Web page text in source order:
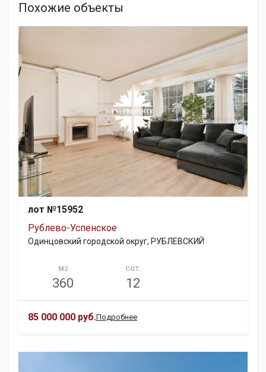
Похожие объекты
лот №15952
Рублево-Успенское
Одинцовский городской округ, РУБЛЕВСКИЙ
М2
360
СОТ.
12
85 000 000 руб.Подробнее